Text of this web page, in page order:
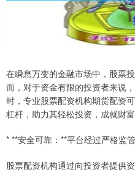
在瞬息万变的金融市场中，股票
而，对于资金有限的投资者来说
时，专业股票配资机构期货配资
杠杆，助力其轻松投资，成就财富
* **安全可靠：**平台经过严格监
股票配资机构通过向投资者提供